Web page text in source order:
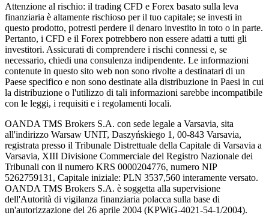
Attenzione al rischio: il trading CFD e Forex basato sulla leva
finanziaria è altamente rischioso per il tuo capitale; se investi in
questo prodotto, potresti perdere il denaro investito in toto o in parte.
Pertanto, i CFD e il Forex potrebbero non essere adatti a tutti gli
investitori. Assicurati di comprendere i rischi connessi e, se
necessario, chiedi una consulenza indipendente. Le informazioni
contenute in questo sito web non sono rivolte a destinatari di un
Paese specifico e non sono destinate alla distribuzione in Paesi in cui
la distribuzione o l'utilizzo di tali informazioni sarebbe incompatibile
con le leggi, i requisiti e i regolamenti locali.
OANDA TMS Brokers S.A. con sede legale a Varsavia, sita
all'indirizzo Warsaw UNIT, Daszyńskiego 1, 00-843 Varsavia,
registrata presso il Tribunale Distrettuale della Capitale di Varsavia a
Varsavia, XIII Divisione Commerciale del Registro Nazionale dei
Tribunali con il numero KRS 0000204776, numero NIP
5262759131, Capitale iniziale: PLN 3537,560 interamente versato.
OANDA TMS Brokers S.A. è soggetta alla supervisione
dell'Autorità di vigilanza finanziaria polacca sulla base di
un'autorizzazione del 26 aprile 2004 (KPWiG-4021-54-1/2004).